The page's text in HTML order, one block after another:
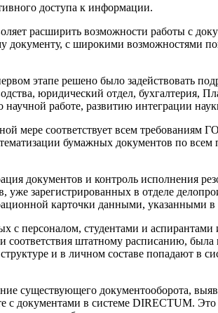
доступа к информации.
расширить возможности работы с
документу, с широкими возможностями
этапе решено было задействовать
юридический отдел, бухгалтерия,
работе, развитию интеграции
мере соответствует всем требованиям
бумажных документов по
документов и контроль исполнения
зарегистрированных в отделе
карточки данными, указанными в
с персоналом, студентами и аспирантами
штатному расписанию, была
и в личном составе попадают в
существующего документооборота,
документами в системе DIRECTUM. Это